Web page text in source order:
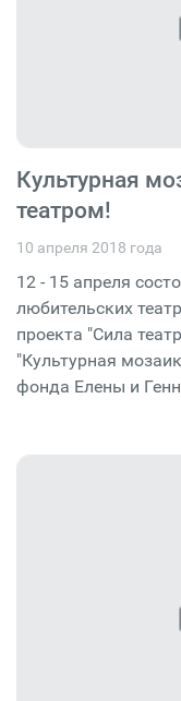
Культурная
театром!
10 апреля 2018 года
12 - 15 апреля
любительских
проекта "Сила
"Культурная
фонда Елены и